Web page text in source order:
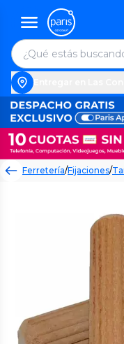
Ferretería/Fijaciones/